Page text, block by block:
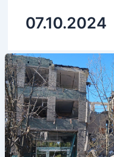
07.10.2024